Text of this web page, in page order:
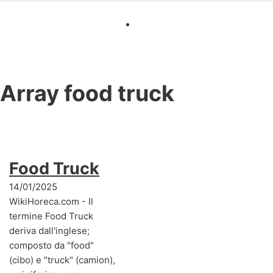
Arrayfood truck
Food Truck
14/01/2025
WikiHoreca.com - Il
termine Food Truck
deriva dall'inglese;
composto da "food"
(cibo) e "truck" (camion),